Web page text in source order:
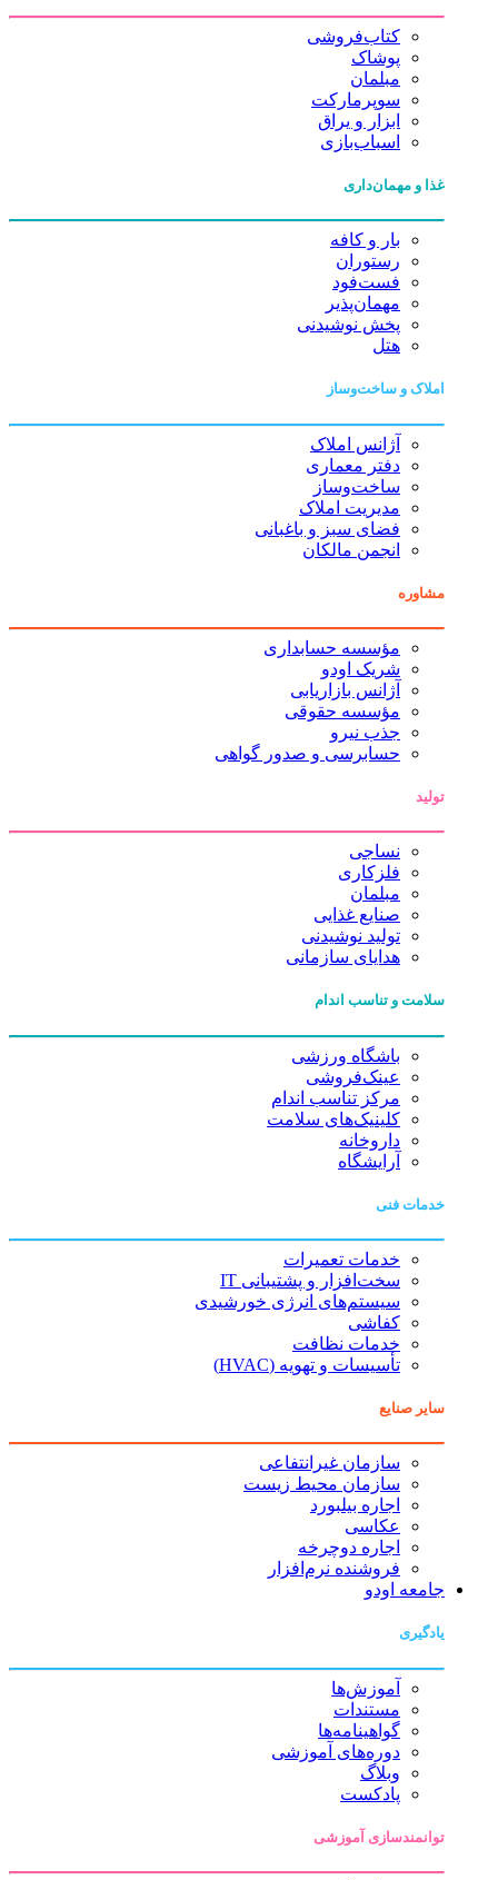
کتاب‌فروشی
پوشاک
مبلمان
سوپرمارکت
ابزار و یراق
اسباب‌بازی
غذا و مهمان‌داری
بار و کافه
رستوران
فست‌فود
مهمان‌پذیر
پخش نوشیدنی
هتل
املاک و ساخت‌وساز
آژانس املاک
دفتر معماری
ساخت‌وساز
مدیریت املاک
فضای سبز و باغبانی
انجمن مالکان
مشاوره
مؤسسه حسابداری
شریک اودو
آژانس بازاریابی
مؤسسه حقوقی
جذب نیرو
حسابرسی و صدور گواهی
تولید
نساجی
فلزکاری
مبلمان
صنایع غذایی
تولید نوشیدنی
هدایای سازمانی
سلامت و تناسب اندام
باشگاه ورزشی
عینک‌فروشی
مرکز تناسب اندام
کلینیک‌های سلامت
داروخانه
آرایشگاه
خدمات فنی
خدمات تعمیرات
سخت‌افزار و پشتیبانی IT
سیستم‌های انرژی خورشیدی
کفاشی
خدمات نظافت
تأسیسات و تهویه (HVAC)
سایر صنایع
سازمان غیرانتفاعی
سازمان محیط زیست
اجاره بیلبورد
عکاسی
اجاره دوچرخه
فروشنده نرم‌افزار
جامعه اودو
یادگیری
آموزش‌ها
مستندات
گواهینامه‌ها
دوره‌های آموزشی
وبلاگ
پادکست
توانمندسازی آموزشی